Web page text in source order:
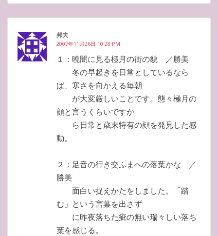
邦夫
2007年11月26日 10:28 PM
１：曉闇に見る極月の街の貌 ／勝美
冬の早起きを日常としているなら
ば、寒さを向かえる毎朝
が大変厳しいことです。態々極月の
顔と言うくらいですか
ら日常と歳末特有の顔を発見した感
動。
２：足音の行き交ふまへの落葉かな ／
勝美
面白い捉えかたをしました。「踏
む」という言葉を出さず
に昨夜落ちた疵の無い瑞々しい落ち
葉を感じる。